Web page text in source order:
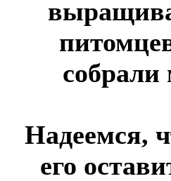
собрали
Надеемся,
его